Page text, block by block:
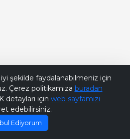
şekilde faydalanabilmeniz için
Çerez politikamıza buradan
detayları için web sayfamızı
edebilirsiniz.
Ediyorum
Bana Soru Sor | Ask Me